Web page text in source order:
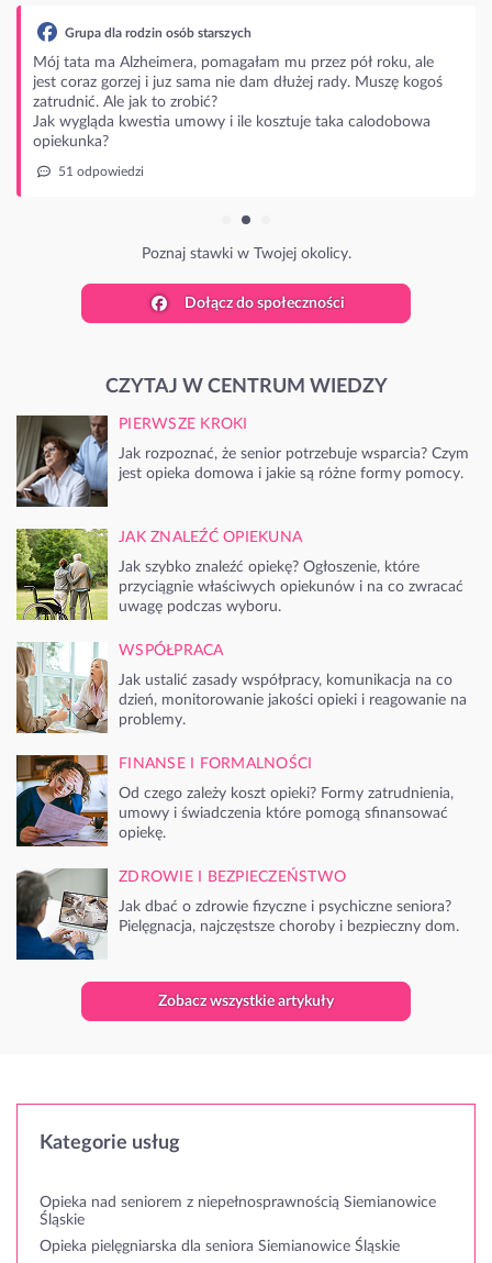
Grupa dla rodzin osób starszych
Mój tata ma Alzheimera, pomagałam mu przez pół roku, ale
jest coraz gorzej i juz sama nie dam dłużej rady. Muszę kogoś
zatrudnić. Ale jak to zrobić?
Jak wygląda kwestia umowy i ile kosztuje taka calodobowa
opiekunka?
51 odpowiedzi
Poznaj stawki w Twojej okolicy.
Dołącz do społeczności
CZYTAJ W CENTRUM WIEDZY
PIERWSZE KROKI
Jak rozpoznać, że senior potrzebuje wsparcia? Czym
jest opieka domowa i jakie są różne formy pomocy.
JAK ZNALEŹĆ OPIEKUNA
Jak szybko znaleźć opiekę? Ogłoszenie, które
przyciągnie właściwych opiekunów i na co zwracać
uwagę podczas wyboru.
WSPÓŁPRACA
Jak ustalić zasady współpracy, komunikacja na co
dzień, monitorowanie jakości opieki i reagowanie na
problemy.
FINANSE I FORMALNOŚCI
Od czego zależy koszt opieki? Formy zatrudnienia,
umowy i świadczenia które pomogą sfinansować
opiekę.
ZDROWIE I BEZPIECZEŃSTWO
Jak dbać o zdrowie fizyczne i psychiczne seniora?
Pielęgnacja, najczęstsze choroby i bezpieczny dom.
Zobacz wszystkie artykuły
Kategorie usług
Opieka nad seniorem z niepełnosprawnością Siemianowice
Śląskie
Opieka pielęgniarska dla seniora Siemianowice Śląskie